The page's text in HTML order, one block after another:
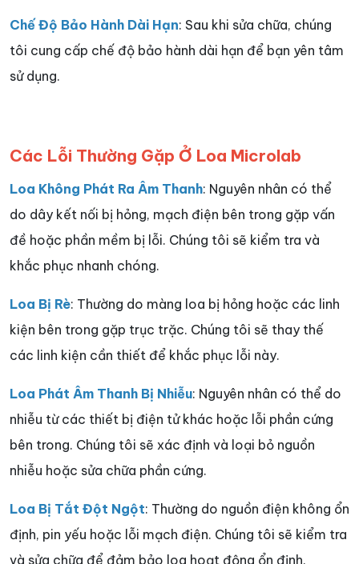
Chế Độ Bảo Hành Dài Hạn: Sau khi sửa chữa, chúng
tôi cung cấp chế độ bảo hành dài hạn để bạn yên tâm
sử dụng.
Các Lỗi Thường Gặp Ở Loa Microlab
Loa Không Phát Ra Âm Thanh: Nguyên nhân có thể
do dây kết nối bị hỏng, mạch điện bên trong gặp vấn
đề hoặc phần mềm bị lỗi. Chúng tôi sẽ kiểm tra và
khắc phục nhanh chóng.
Loa Bị Rè: Thường do màng loa bị hỏng hoặc các linh
kiện bên trong gặp trục trặc. Chúng tôi sẽ thay thế
các linh kiện cần thiết để khắc phục lỗi này.
Loa Phát Âm Thanh Bị Nhiễu: Nguyên nhân có thể do
nhiễu từ các thiết bị điện tử khác hoặc lỗi phần cứng
bên trong. Chúng tôi sẽ xác định và loại bỏ nguồn
nhiễu hoặc sửa chữa phần cứng.
Loa Bị Tắt Đột Ngột: Thường do nguồn điện không ổn
định, pin yếu hoặc lỗi mạch điện. Chúng tôi sẽ kiểm tra
và sửa chữa để đảm bảo loa hoạt động ổn định.